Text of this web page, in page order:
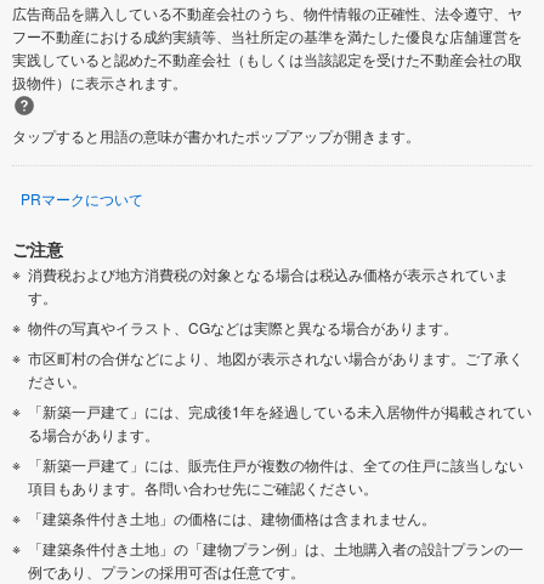
広告商品を購入している不動産会社のうち、物件情報の正確性、法令遵守、ヤ
フー不動産における成約実績等、当社所定の基準を満たした優良な店舗運営を
実践していると認めた不動産会社（もしくは当該認定を受けた不動産会社の取
扱物件）に表示されます。
タップすると用語の意味が書かれたポップアップが開きます。
PRマークについて
ご注意
消費税および地方消費税の対象となる場合は税込み価格が表示されていま
す。
物件の写真やイラスト、CGなどは実際と異なる場合があります。
市区町村の合併などにより、地図が表示されない場合があります。ご了承く
ださい。
「新築一戸建て」には、完成後1年を経過している未入居物件が掲載されてい
る場合があります。
「新築一戸建て」には、販売住戸が複数の物件は、全ての住戸に該当しない
項目もあります。各問い合わせ先にご確認ください。
「建築条件付き土地」の価格には、建物価格は含まれません。
「建築条件付き土地」の「建物プラン例」は、土地購入者の設計プランの一
例であり、プランの採用可否は任意です。